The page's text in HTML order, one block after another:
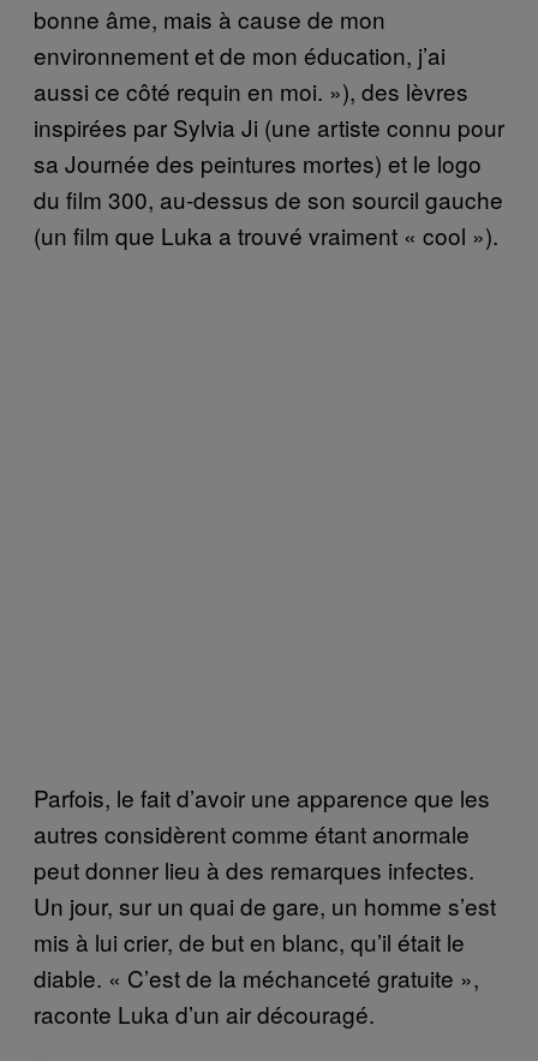
bonne âme, mais à cause de mon
environnement et de mon éducation, j’ai
aussi ce côté requin en moi. »), des lèvres
inspirées par Sylvia Ji (une artiste connu pour
sa Journée des peintures mortes) et le logo
du film 300, au-dessus de son sourcil gauche
(un film que Luka a trouvé vraiment « cool »).
Parfois, le fait d’avoir une apparence que les
autres considèrent comme étant anormale
peut donner lieu à des remarques infectes.
Un jour, sur un quai de gare, un homme s’est
mis à lui crier, de but en blanc, qu’il était le
diable. « C’est de la méchanceté gratuite »,
raconte Luka d’un air découragé.